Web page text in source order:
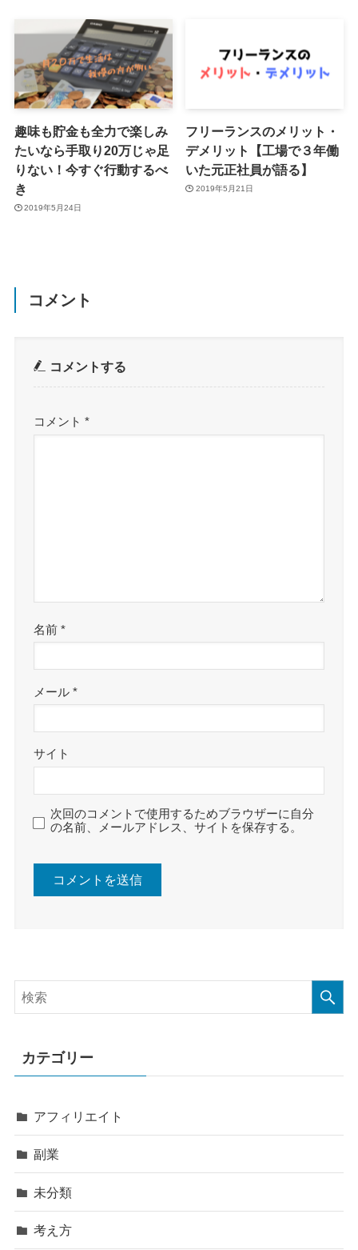
趣味も貯金も全力で楽しみ
たいなら手取り20万じゃ足
りない！今すぐ行動するべ
き
2019年5月24日
フリーランスのメリット・
デメリット【工場で３年働
いた元正社員が語る】
2019年5月21日
コメント
コメントする
コメント*
名前*
メール*
サイト
次回のコメントで使用するためブラウザーに自分
の名前、メールアドレス、サイトを保存する。
カテゴリー
アフィリエイト
副業
未分類
考え方